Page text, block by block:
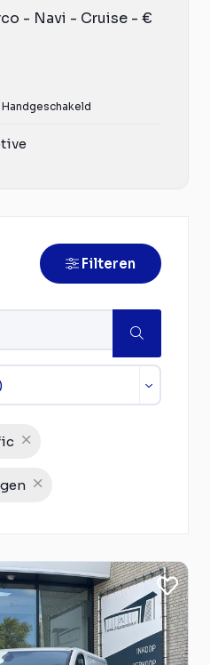
- Navi - Cruise - €
Handgeschakeld
Filteren